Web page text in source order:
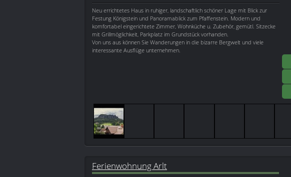
Neu errichtetes Haus in ruhiger, landschaftlich schöner Lage mit Blick zur
Festung Königstein und Panoramablick zum Pfaffenstein. Modern und
komfortabel eingerichtete Zimmer, Wohnküche u. Zubehör, gemütl. Sitzecke
mit Grillmöglichkeit, Parkplatz im Grundstück vorhanden.
Von uns aus können Sie Wanderungen in die bizarre Bergwelt und viele
interessante Ausflüge unternehmen.
Ferienwohnung Arlt